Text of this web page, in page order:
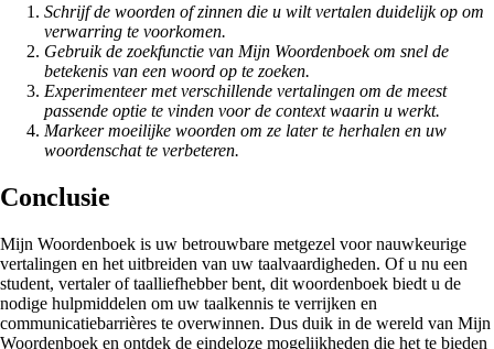
Schrijf de woorden of zinnen die u wilt vertalen duidelijk op om
verwarring te voorkomen.
Gebruik de zoekfunctie van Mijn Woordenboek om snel de
betekenis van een woord op te zoeken.
Experimenteer met verschillende vertalingen om de meest
passende optie te vinden voor de context waarin u werkt.
Markeer moeilijke woorden om ze later te herhalen en uw
woordenschat te verbeteren.
Conclusie
Mijn Woordenboek is uw betrouwbare metgezel voor nauwkeurige
vertalingen en het uitbreiden van uw taalvaardigheden. Of u nu een
student, vertaler of taalliefhebber bent, dit woordenboek biedt u de
nodige hulpmiddelen om uw taalkennis te verrijken en
communicatiebarrières te overwinnen. Dus duik in de wereld van Mijn
Woordenboek en ontdek de eindeloze mogelijkheden die het te bieden